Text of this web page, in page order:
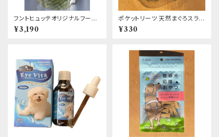
フントヒュッテオリジナルフード
(製造協力:吉岡油糧)
¥3,190
ポケットリーツ 天然まぐろスライ
ス
¥330